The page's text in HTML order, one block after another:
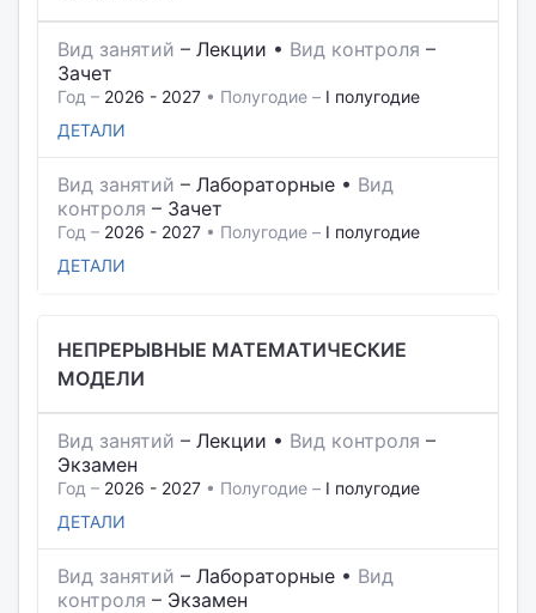
Вид занятий – Лекции • Вид контроля –
Зачет
Год – 2026 - 2027 • Полугодие – I полугодие
ДЕТАЛИ
Вид занятий – Лабораторные • Вид
контроля – Зачет
Год – 2026 - 2027 • Полугодие – I полугодие
ДЕТАЛИ
НЕПРЕРЫВНЫЕ МАТЕМАТИЧЕСКИЕ
МОДЕЛИ
Вид занятий – Лекции • Вид контроля –
Экзамен
Год – 2026 - 2027 • Полугодие – I полугодие
ДЕТАЛИ
Вид занятий – Лабораторные • Вид
контроля – Экзамен